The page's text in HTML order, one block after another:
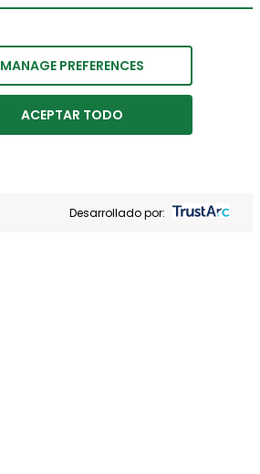
MANAGE PREFERENCES
ACEPTAR TODO
Desarrollado por: